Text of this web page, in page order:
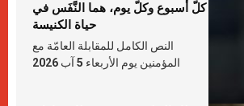
كلّ أسبوع وكلّ يوم، هما النَّفَس في
حياة الكنيسة
النص الكامل للمقابلة العامّة مع
المؤمنين يوم الأربعاء 5 آب 2026